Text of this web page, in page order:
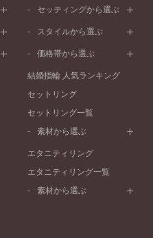
ピンクゴールド
ペールブラウンゴールド
ストレートライン
V字ライン
セッティングから選ぶ
プレーン
セベラルメレ
ラインメレ
スタイルから選ぶ
シンプル
モード
エレガント
ゴージャス
価格帯から選ぶ
50万円～
20万円～30万円
10万円～20万円
結婚指輪 人気ランキング
セットリング
セットリング一覧
素材から選ぶ
プラチナ
ペールブラウンゴールド
エタニティリング
エタニティリング一覧
素材から選ぶ